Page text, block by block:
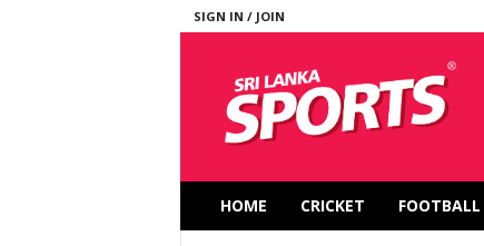
SIGN IN / JOIN
HOME CRICKET FOOTBALL